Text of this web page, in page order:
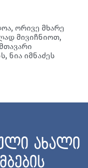
ორივე მხარე
მივიჩნიოთ,
ნია იმნაძეს
ახალი